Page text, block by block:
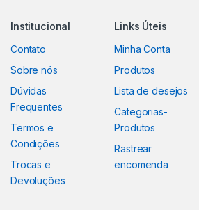
Institucional
Contato
Sobre nós
Dúvidas
Frequentes
Termos e
Condições
Trocas e
Devoluções
Links Úteis
Minha Conta
Produtos
Lista de desejos
Categorias-
Produtos
Rastrear
encomenda